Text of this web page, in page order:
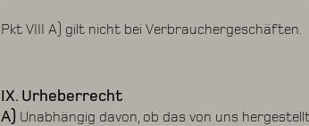
Pkt VIII A) gilt nicht bei Verbrauchergeschäften.
IX. Urheberrecht
A) Unabhängig davon, ob das von uns